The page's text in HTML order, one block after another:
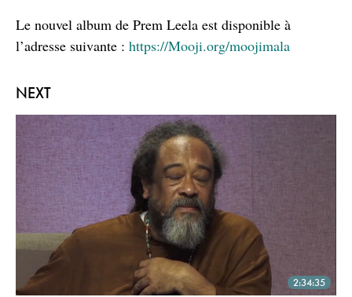
NEXT
2:34:35
Le nouvel album de Prem Leela est disponible à
l’adresse suivante : https://Mooji.org/moojimala